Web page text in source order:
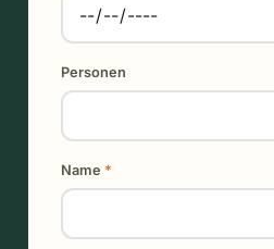
Personen
Name *